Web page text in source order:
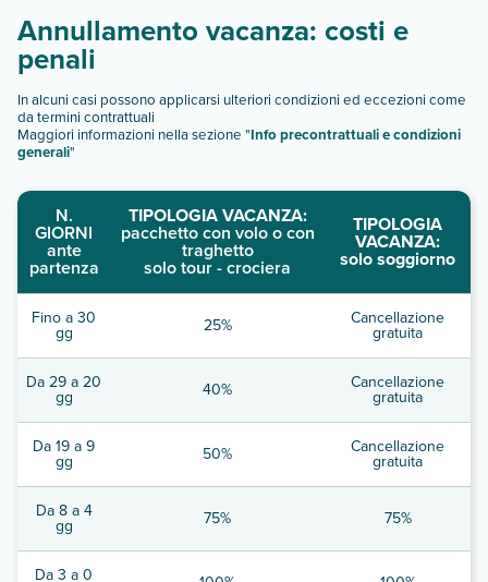
Annullamento vacanza: costi e
penali
In alcuni casi possono applicarsi ulteriori condizioni ed eccezioni come
da termini contrattuali
Maggiori informazioni nella sezione "Info precontrattuali e condizioni
generali"
N.
GIORNI
ante
partenza
TIPOLOGIA VACANZA:
pacchetto con volo o con
traghetto
solo tour - crociera
TIPOLOGIA
VACANZA:
solo soggiorno
Fino a 30
gg 25% Cancellazione
gratuita
Da 29 a 20
gg 40% Cancellazione
gratuita
Da 19 a 9
gg 50% Cancellazione
gratuita
Da 8 a 4
gg 75% 75%
Da 3 a 0